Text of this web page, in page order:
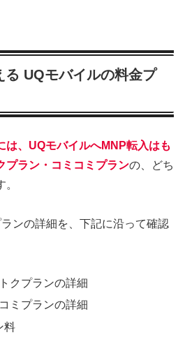
る UQモバイルの料金プ
は、UQモバイルへMNP転入はも
プラン・コミコミプランの、どち
ンの詳細を、下記に沿って確認
クプランの詳細
ミプランの詳細
料